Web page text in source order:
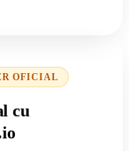
OFICIAL
cu